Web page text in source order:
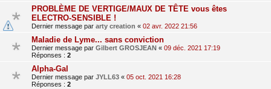
PROBLÈME DE VERTIGE/MAUX DE TÊTE vous êtes
ELECTRO-SENSIBLE !
Dernier message par arty creation « 02 avr. 2022 21:56
Maladie de Lyme... sans conviction
Dernier message par Gilbert GROSJEAN « 09 déc. 2021 17:19
Réponses : 2
Alpha-Gal
Dernier message par JYLL63 « 05 oct. 2021 16:28
Réponses : 2